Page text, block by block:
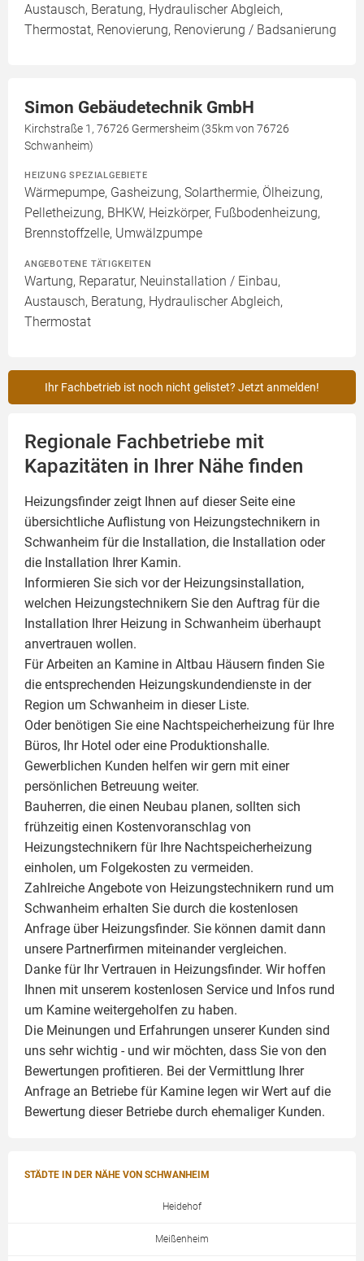
Austausch, Beratung, Hydraulischer Abgleich,
Thermostat, Renovierung, Renovierung / Badsanierung
Simon Gebäudetechnik GmbH
Kirchstraße 1, 76726 Germersheim (35km von 76726
Schwanheim)
HEIZUNG SPEZIALGEBIETE
Wärmepumpe, Gasheizung, Solarthermie, Ölheizung,
Pelletheizung, BHKW, Heizkörper, Fußbodenheizung,
Brennstoffzelle, Umwälzpumpe
ANGEBOTENE TÄTIGKEITEN
Wartung, Reparatur, Neuinstallation / Einbau,
Austausch, Beratung, Hydraulischer Abgleich,
Thermostat
Ihr Fachbetrieb ist noch nicht gelistet? Jetzt anmelden!
Regionale Fachbetriebe mit
Kapazitäten in Ihrer Nähe finden
Heizungsfinder zeigt Ihnen auf dieser Seite eine
übersichtliche Auflistung von Heizungstechnikern in
Schwanheim für die Installation, die Installation oder
die Installation Ihrer Kamin.
Informieren Sie sich vor der Heizungsinstallation,
welchen Heizungstechnikern Sie den Auftrag für die
Installation Ihrer Heizung in Schwanheim überhaupt
anvertrauen wollen.
Für Arbeiten an Kamine in Altbau Häusern finden Sie
die entsprechenden Heizungskundendienste in der
Region um Schwanheim in dieser Liste.
Oder benötigen Sie eine Nachtspeicherheizung für Ihre
Büros, Ihr Hotel oder eine Produktionshalle.
Gewerblichen Kunden helfen wir gern mit einer
persönlichen Betreuung weiter.
Bauherren, die einen Neubau planen, sollten sich
frühzeitig einen Kostenvoranschlag von
Heizungstechnikern für Ihre Nachtspeicherheizung
einholen, um Folgekosten zu vermeiden.
Zahlreiche Angebote von Heizungstechnikern rund um
Schwanheim erhalten Sie durch die kostenlosen
Anfrage über Heizungsfinder. Sie können damit dann
unsere Partnerfirmen miteinander vergleichen.
Danke für Ihr Vertrauen in Heizungsfinder. Wir hoffen
Ihnen mit unserem kostenlosen Service und Infos rund
um Kamine weitergeholfen zu haben.
Die Meinungen und Erfahrungen unserer Kunden sind
uns sehr wichtig - und wir möchten, dass Sie von den
Bewertungen profitieren. Bei der Vermittlung Ihrer
Anfrage an Betriebe für Kamine legen wir Wert auf die
Bewertung dieser Betriebe durch ehemaliger Kunden.
STÄDTE IN DER NÄHE VON SCHWANHEIM
Heidehof
Meißenheim